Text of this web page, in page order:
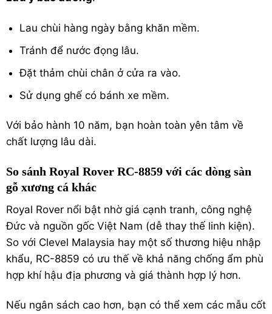
Lau chùi hàng ngày bằng khăn mềm.
Tránh để nước đọng lâu.
Đặt thảm chùi chân ở cửa ra vào.
Sử dụng ghế có bánh xe mềm.
Với bảo hành 10 năm, bạn hoàn toàn yên tâm về
chất lượng lâu dài.
So sánh Royal Rover RC-8859 với các dòng sàn
gỗ xương cá khác
Royal Rover nổi bật nhờ giá cạnh tranh, công nghệ
Đức và nguồn gốc Việt Nam (dễ thay thế linh kiện).
So với Clevel Malaysia hay một số thương hiệu nhập
khẩu, RC-8859 có ưu thế về khả năng chống ẩm phù
hợp khí hậu địa phương và giá thành hợp lý hơn.
Nếu ngân sách cao hơn, bạn có thể xem các mẫu cốt